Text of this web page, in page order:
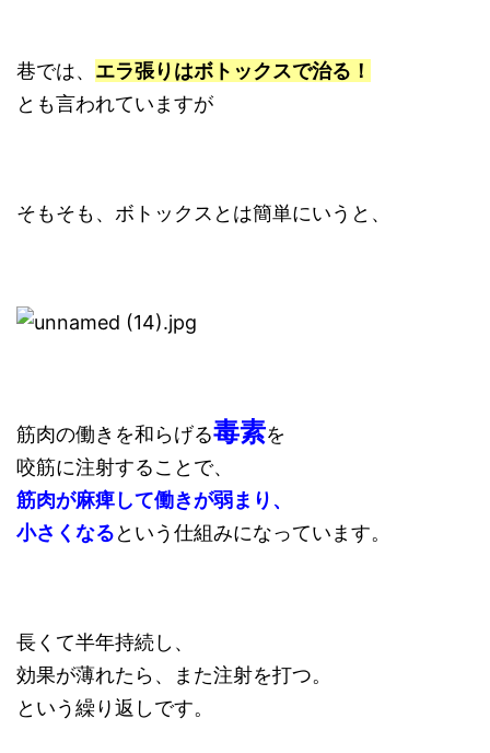
巷では、 エラ張りはボトックスで治る！
とも言われていますが
そもそも、ボトックスとは簡単にいうと、
筋肉の働きを和らげる毒素を
咬筋に注射することで、
筋肉が麻痺して働きが弱まり、
小さくなるという仕組みになっています。
長くて半年持続し、
効果が薄れたら、また注射を打つ。
という繰り返しです。